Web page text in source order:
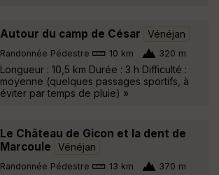
Autour du camp de César Vénéjan
Randonnée Pédestre 10 km 320 m
Longueur : 10,5 km Durée : 3 h Difficulté :
moyenne (quelques passages sportifs, à
éviter par temps de pluie) »
Le Château de Gicon et la dent de
Marcoule
Vénéjan
Randonnée Pédestre 13 km 370 m